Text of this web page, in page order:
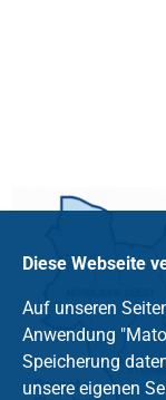
Diese Webseite
Auf unseren
Anwendung
Speicherung
unsere eigenen